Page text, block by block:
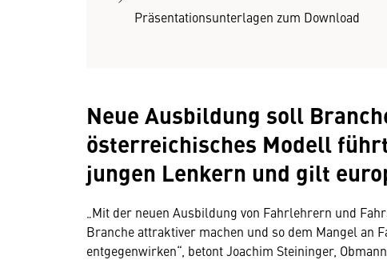
Präsentationsunterlagen zum Download
Neue Ausbildung soll
österreichisches Modell
jungen Lenkern und gilt
„Mit der neuen Ausbildung von Fahrlehrern und
Branche attraktiver machen und so dem Mangel an
entgegenwirken“, betont Joachim Steininger,